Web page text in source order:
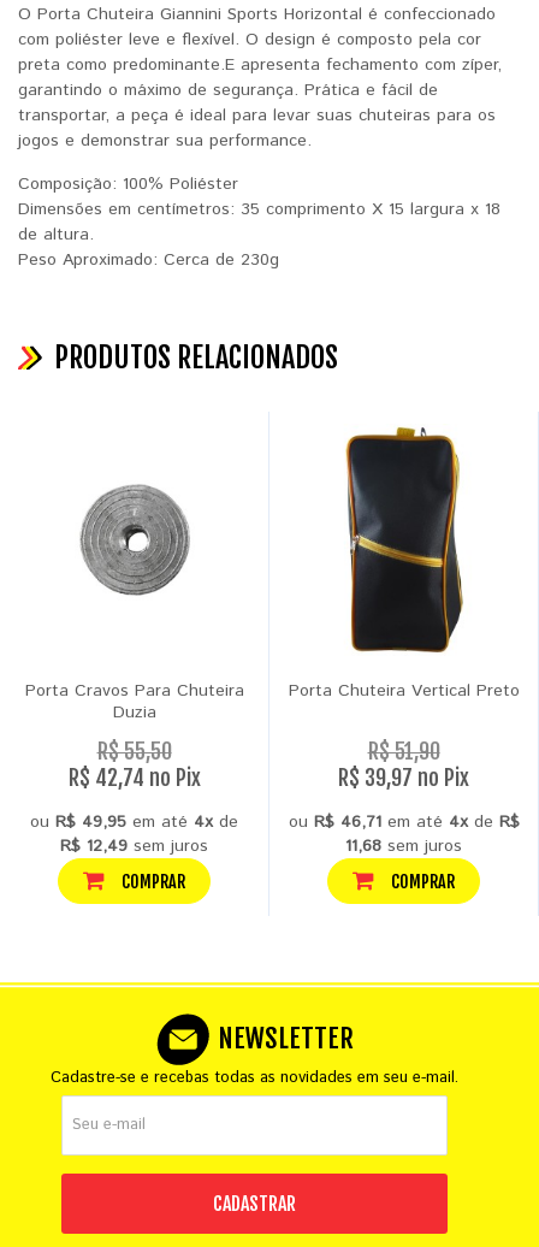
O Porta Chuteira Giannini Sports Horizontal é confeccionado
com poliéster leve e flexível. O design é composto pela cor
preta como predominante.E apresenta fechamento com zíper,
garantindo o máximo de segurança. Prática e fácil de
transportar, a peça é ideal para levar suas chuteiras para os
jogos e demonstrar sua performance.
Composição: 100% Poliéster
Dimensões em centímetros: 35 comprimento X 15 largura x 18
de altura.
Peso Aproximado: Cerca de 230g
PRODUTOS RELACIONADOS
Porta Cravos Para Chuteira
Duzia
R$ 55,50
R$ 42,74 no Pix
ou R$ 49,95 em até 4xde
R$ 12,49 sem juros
COMPRAR
Porta Chuteira Vertical Preto
R$ 51,90
R$ 39,97 no Pix
ou R$ 46,71em até 4xde R$
11,68 sem juros
COMPRAR
NEWSLETTER
Cadastre-se e recebas todas as novidades em seu e-mail.
CADASTRAR